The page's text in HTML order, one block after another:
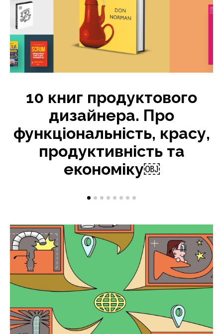
10 книг продуктового
дизайнера. Про
функціональність, красу,
продуктивність та
економіку￼